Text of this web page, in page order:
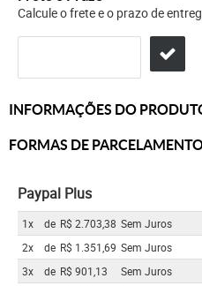
Calcule o frete e o prazo de
INFORMAÇÕES DO
FORMAS DE
Paypal Plus
1x de R$ 2.703,38 Sem Juros
2x
de R$ 1.351,69 Sem Juros
3x
de R$ 901,13 Sem Juros